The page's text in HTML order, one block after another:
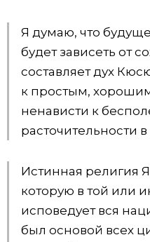
Я думаю, что
будет зависеть от
составляет дух
к простым,
ненависти к
расточительности
Истинная религия
которую в той или
исповедует вся
был основой всех